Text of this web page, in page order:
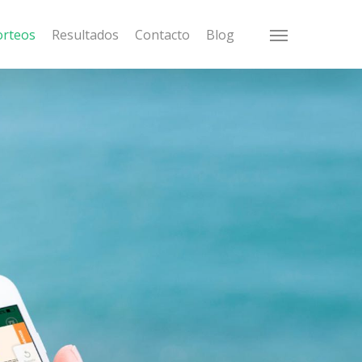
Resultados Contacto Blog Menu